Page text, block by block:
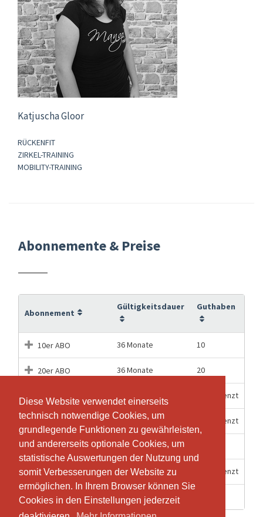
Diese Website verwendet einerseits
technisch notwendige Cookies, um
grundlegende Funktionen zu gewährleisten,
und andererseits optionale Cookies, um
statistische Auswertungen der Nutzung und
somit Verbesserungen der Website zu
ermöglichen. In Ihrem Browser können Sie
Cookies in den Einstellungen jederzeit
Diese Website verwendet einerseits
technisch notwendige Cookies, um
grundlegende Funktionen zu gewährleisten,
und andererseits optionale Cookies, um
statistische Auswertungen der Nutzung und
somit Verbesserungen der Website zu
ermöglichen. In Ihrem Browser können Sie
Cookies in den Einstellungen jederzeit
Katjuscha Gloor
RÜCKENFIT
ZIRKEL-TRAINING
MOBILITY-TRAINING
Abonnemente & Preise
Abonnement
Gültigkeitsdauer Guthaben
10er ABO 36 Monate 10
20er ABO 36 Monate 20
3-Monats ABO 3 Monate Unbegrenzt
6-Monats ABO 6 Monate Unbegrenzt
Einzel-Lektion 1 Stunden
JAHRES ABO 12 Monate Unbegrenzt
Schnupper Lektion 4 Wochen